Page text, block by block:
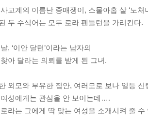
교계의 이름난 중매쟁이, 스물아홉 살 ‘노처
두 수식어는 모두 로라 펜들턴을 가리킨다.
, ‘이안 달턴’이라는 남자의
아 달라는 의뢰를 받게 된 그녀.
외모와 부유한 집안, 여러모로 보나 일등 신
여성에게는 관심을 안 보이는데….
라는 그에게 딱 맞는 여성을 소개시켜 줄 수